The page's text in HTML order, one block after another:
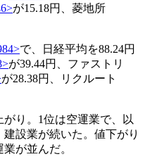
が15.18円、菱地所
で、日経平均を88.24円
が39.44円、ファストリ
が28.38円、リクルート
り。1位は空運業で、以
設業が続いた。値下がり
が並んだ。